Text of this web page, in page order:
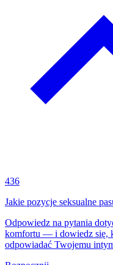
436
Jakie pozycje seksualne
Odpowiedz na pytania
komfortu — i dowiedz się,
odpowiadać Twojemu